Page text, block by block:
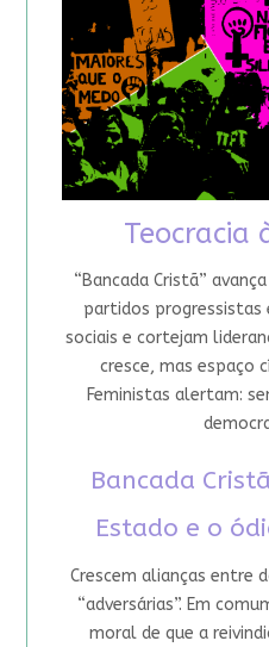
Teocracia
“Bancada Cristã”
partidos progressistas
sociais e cortejam
cresce, mas espaço
Feministas alertam:
Bancada
Estado e o
Crescem alianças entre
“adversárias”. Em
moral de que a